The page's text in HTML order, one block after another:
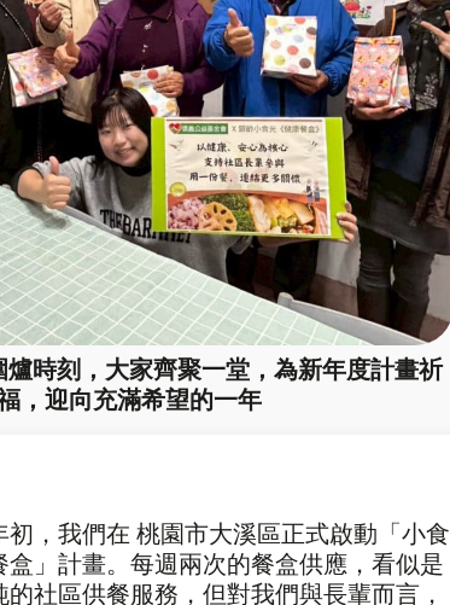
時刻，大家齊聚一堂，為新年度計畫祈
，迎向充滿希望的一年
我們在 桃園市大溪區正式啟動「小食
盒」計畫。每週兩次的餐盒供應，看似是
的社區供餐服務，但對我們與長輩而言，